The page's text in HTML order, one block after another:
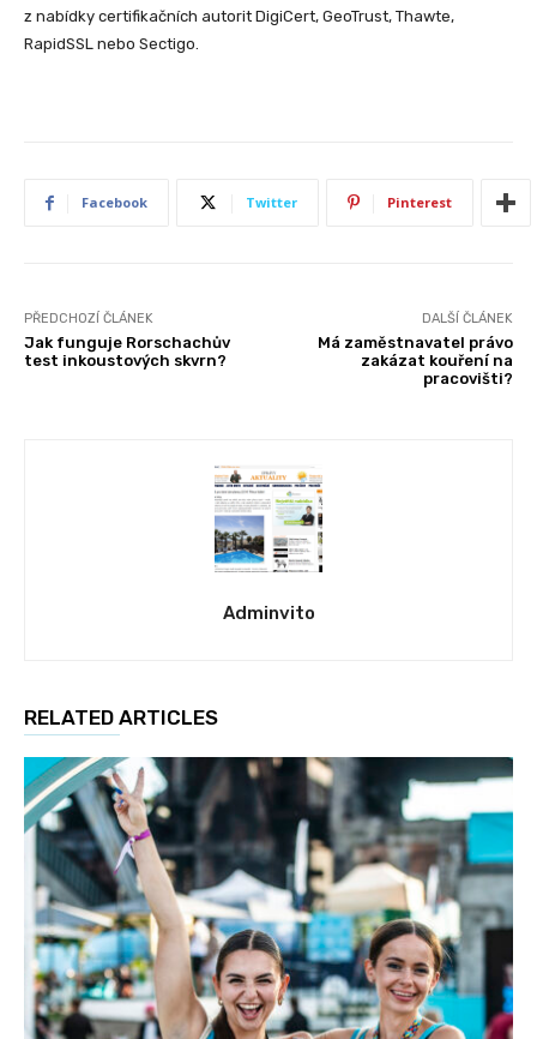
z nabídky certifikačních autorit DigiCert, GeoTrust, Thawte,
RapidSSL nebo Sectigo.
Facebook Twitter Pinterest
PŘEDCHOZÍ ČLÁNEK
Jak funguje Rorschachův
test inkoustových skvrn?
DALŠÍ ČLÁNEK
Má zaměstnavatel právo
zakázat kouření na
pracovišti?
Adminvito
RELATED ARTICLES